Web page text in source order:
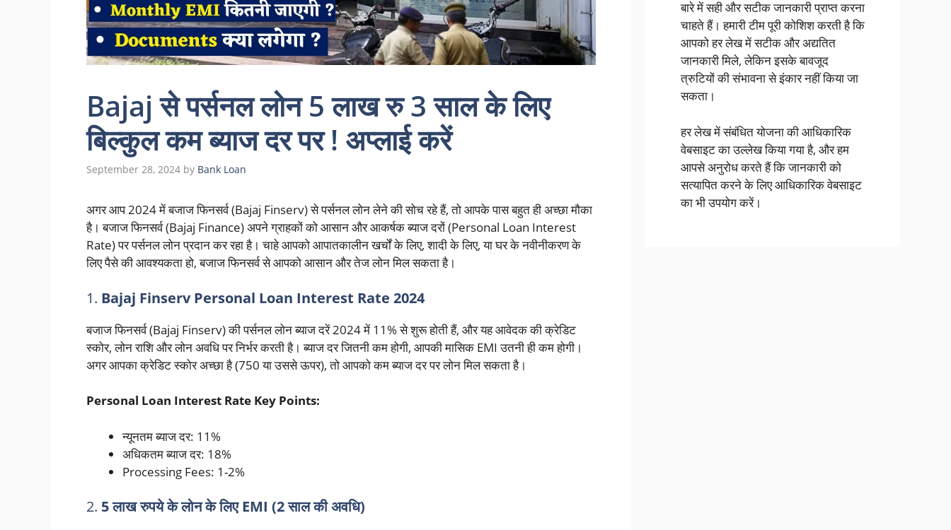
Bajaj से पर्सनल लोन 5 लाख रु 3 साल के लिए
बिल्कुल कम ब्याज दर पर ! अप्लाई करें
September 28, 2024 by Bank Loan
अगर आप 2024 में बजाज फिनसर्व (Bajaj Finserv) से पर्सनल लोन लेने की सोच रहे हैं, तो आपके पास बहुत ही अच्छा मौका
है। बजाज फिनसर्व (Bajaj Finance) अपने ग्राहकों को आसान और आकर्षक ब्याज दरों (Personal Loan Interest
Rate) पर पर्सनल लोन प्रदान कर रहा है। चाहे आपको आपातकालीन खर्चों के लिए, शादी के लिए, या घर के नवीनीकरण के
लिए पैसे की आवश्यकता हो, बजाज फिनसर्व से आपको आसान और तेज लोन मिल सकता है।
1. Bajaj Finserv Personal Loan Interest Rate 2024
बजाज फिनसर्व (Bajaj Finserv) की पर्सनल लोन ब्याज दरें 2024 में 11% से शुरू होती हैं, और यह आवेदक की क्रेडिट
स्कोर, लोन राशि और लोन अवधि पर निर्भर करती है। ब्याज दर जितनी कम होगी, आपकी मासिक EMI उतनी ही कम होगी।
अगर आपका क्रेडिट स्कोर अच्छा है (750 या उससे ऊपर), तो आपको कम ब्याज दर पर लोन मिल सकता है।
Personal Loan Interest Rate Key Points:
न्यूनतम ब्याज दर: 11%
अधिकतम ब्याज दर: 18%
Processing Fees: 1-2%
2. 5 लाख रुपये के लोन के लिए EMI (2 साल की अवधि)
बारे में सही और सटीक जानकारी प्राप्त करना
चाहते हैं। हमारी टीम पूरी कोशिश करती है कि
आपको हर लेख में सटीक और अद्यतित
जानकारी मिले, लेकिन इसके बावजूद
त्रुटियों की संभावना से इंकार नहीं किया जा
सकता।
हर लेख में संबंधित योजना की आधिकारिक
वेबसाइट का उल्लेख किया गया है, और हम
आपसे अनुरोध करते हैं कि जानकारी को
सत्यापित करने के लिए आधिकारिक वेबसाइट
का भी उपयोग करें।